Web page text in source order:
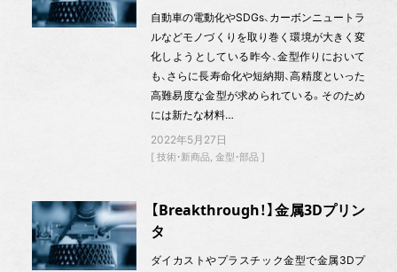
自動車の電動化やSDGs、カーボンニュートラ
ルなどモノづくりを取り巻く環境が大きく変
化しようとしている昨今、金型作りにおいて
も、さらに長寿命化や短納期、高精度といった
高難易度な金型が求められている。そのため
には新たな材料…
2022年5月27日
技術・新商品 金型・部品
【Breakthrough！】金属3Dプリン
タ
ダイカストやプラスチック金型で金属3Dプ